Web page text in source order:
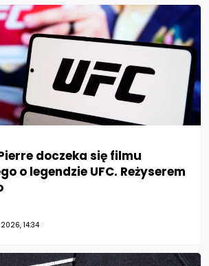
doczeka się filmu
o legendzie UFC. Reżyserem
14:34